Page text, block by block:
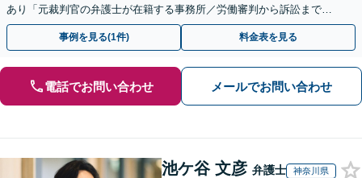
あり「元裁判官の弁護士が在籍する事務所／労働審判から訴訟まで、
裁判官経験を活かした最適な戦略を立案」
事例を見る(1件) 料金表を見る
電話でお問い合わせ メールでお問い合わせ
池ケ谷 文彦 弁護士 神奈川県